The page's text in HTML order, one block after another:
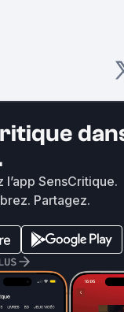
SensCritique.
Partagez.